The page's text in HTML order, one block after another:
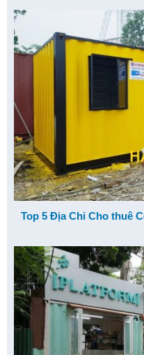
Top 5 Địa Chỉ Cho thuê